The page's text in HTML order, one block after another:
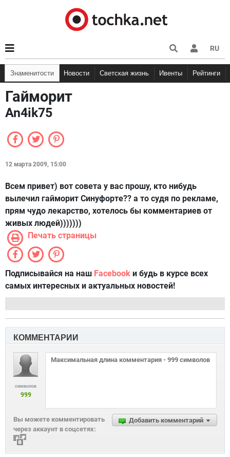
RU
Знаменитости Новости Светская жизнь Ивенты Рейтинги
Гайморит
An4ik75
12 марта 2009, 15:00
Всем привет) вот совета у вас прошу, кто нибудь
вылечил гайморит Синуфорте?? а то судя по рекламе,
прям чудо лекарство, хотелось бы комментариев от
живых людей)))))))
Печать страницы
Подписывайся на наш Facebook и будь в курсе всех
самых интересных и актуальных новостей!
КОММЕНТАРИИ
символов
999
Добавить комментарий
Вы можете комментировать
через аккаунт в соцсетях: